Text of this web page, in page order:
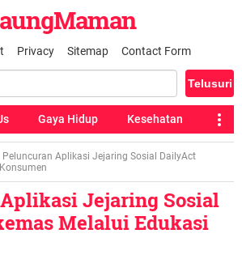
Privacy Sitemap Contact Form
Gaya Hidup Kesehatan
Peluncuran Aplikasi Jejaring Sosial DailyAct
Jejaring Sosial
Melalui Edukasi